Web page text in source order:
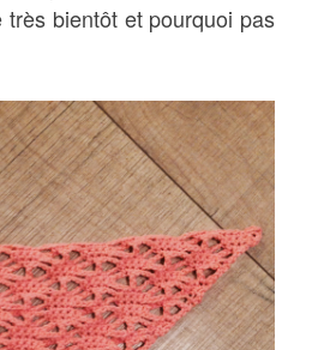
très bientôt et pourquoi pas